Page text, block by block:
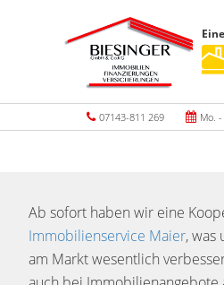
07143-811 269 Mo.
Ab sofort haben wir eine
Immobilienservice Maier, was
am Markt wesentlich